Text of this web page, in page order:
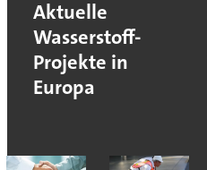
Aktuelle
Wasserstoff-
Projekte in
Europa